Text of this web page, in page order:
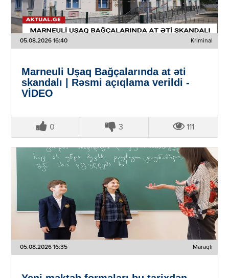
05.08.2026 16:40 Kriminal
Marneuli Uşaq Bağçalarında at əti
skandalı | Rəsmi açıqlama verildi -
VİDEO
0 3 111
05.08.2026 16:35 Maraqlı